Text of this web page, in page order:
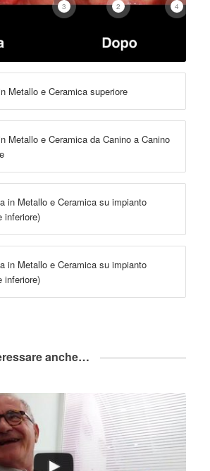
2
3 4
Metallo e Ceramica superiore
Metallo e Ceramica da Canino a Canino
in Metallo e Ceramica su impianto
inferiore)
in Metallo e Ceramica su impianto
inferiore)
anche…